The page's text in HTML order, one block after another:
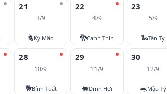
21
3/9
🐈Kỷ Mão
22
4/9
🐉Canh Thìn
23
5/9
🐍Tân Tỵ
28
10/9
🐕Bính Tuất
29
11/9
🐖Đinh Hợi
30
12/9
🐀Mậu Tý